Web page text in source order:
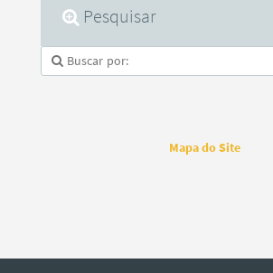
Pesquisar
Mapa do Site